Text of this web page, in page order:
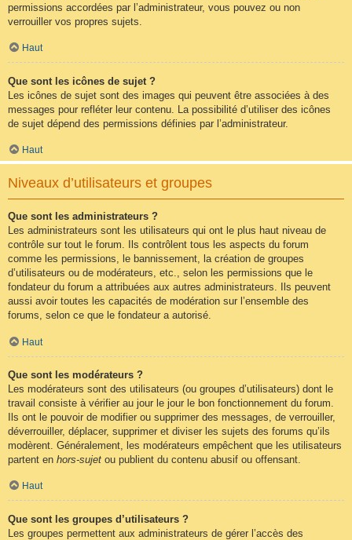
permissions accordées par l’administrateur, vous pouvez ou non
verrouiller vos propres sujets.
Haut
Que sont les icônes de sujet ?
Les icônes de sujet sont des images qui peuvent être associées à des
messages pour refléter leur contenu. La possibilité d’utiliser des icônes
de sujet dépend des permissions définies par l’administrateur.
Haut
Niveaux d’utilisateurs et groupes
Que sont les administrateurs ?
Les administrateurs sont les utilisateurs qui ont le plus haut niveau de
contrôle sur tout le forum. Ils contrôlent tous les aspects du forum
comme les permissions, le bannissement, la création de groupes
d’utilisateurs ou de modérateurs, etc., selon les permissions que le
fondateur du forum a attribuées aux autres administrateurs. Ils peuvent
aussi avoir toutes les capacités de modération sur l’ensemble des
forums, selon ce que le fondateur a autorisé.
Haut
Que sont les modérateurs ?
Les modérateurs sont des utilisateurs (ou groupes d’utilisateurs) dont le
travail consiste à vérifier au jour le jour le bon fonctionnement du forum.
Ils ont le pouvoir de modifier ou supprimer des messages, de verrouiller,
déverrouiller, déplacer, supprimer et diviser les sujets des forums qu’ils
modèrent. Généralement, les modérateurs empêchent que les utilisateurs
partent en hors-sujet ou publient du contenu abusif ou offensant.
Haut
Que sont les groupes d’utilisateurs ?
Les groupes permettent aux administrateurs de gérer l’accès des